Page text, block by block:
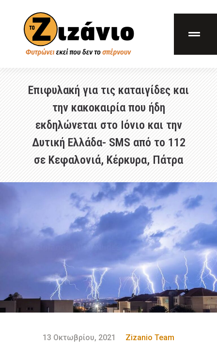
Επιφυλακή για τις καταιγίδες και
την κακοκαιρία που ήδη
εκδηλώνεται στο Ιόνιο και την
Δυτική Ελλάδα- SMS από το 112
σε Κεφαλονιά, Κέρκυρα, Πάτρα
13 Οκτωβρίου, 2021 Zizanio Team